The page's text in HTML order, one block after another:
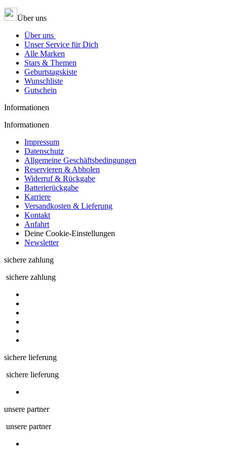
Über uns
Über uns
Unser Service für Dich
Alle Marken
Stars & Themen
Geburtstagskiste
Wunschliste
Gutschein
Informationen
Informationen
Impressum
Datenschutz
Allgemeine Geschäftsbedingungen
Reservieren & Abholen
Widerruf & Rückgabe
Batterierückgabe
Karriere
Versandkosten & Lieferung
Kontakt
Anfahrt
Deine Cookie-Einstellungen
Newsletter
sichere zahlung
sichere zahlung
sichere lieferung
sichere lieferung
unsere partner
unsere partner